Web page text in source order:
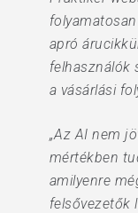
apró
felhasználók
a vásárlási
„Az AI nem
mértékben
amilyenre
felsővezetők